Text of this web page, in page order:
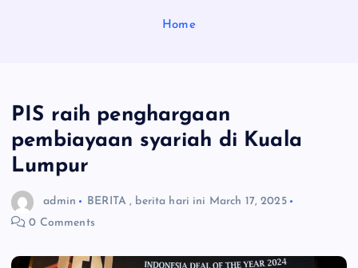
Home
PIS raih penghargaan
pembiayaan syariah di Kuala
Lumpur
admin BERITA, berita hari ini March 17, 2025
0 Comments